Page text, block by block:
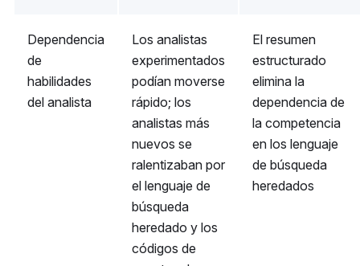
Dependencia
de
habilidades
del analista
Los analistas
experimentados
podían moverse
rápido; los
analistas más
nuevos se
ralentizaban por
el lenguaje de
búsqueda
heredado y los
códigos de
El resumen
estructurado
elimina la
dependencia de
la competencia
en los lenguaje
de búsqueda
heredados